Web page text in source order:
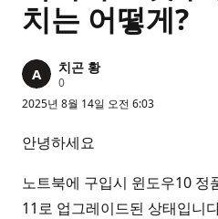
치는 어떻게?
치곤 황
0평
포
트
2025년 8월 14일 오전 6:03
안녕하세요
노트북에 구입시 윈도우10 정
11로 업그레이드된 상태입니